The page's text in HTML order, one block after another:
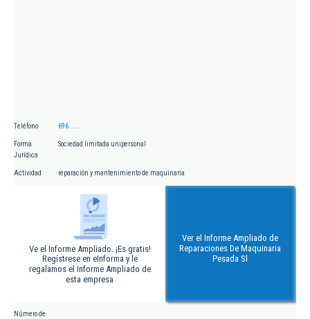
Teléfono 696.....
Forma
Jurídica
Sociedad limitada unipersonal
Actividad reparación y mantenimiento de maquinaria
Ve el Informe Ampliado. ¡Es gratis!
Regístrese en eInforma y le
regalamos el Informe Ampliado de
esta empresa
Ver el Informe Ampliado de
Reparaciones De Maquinaria
Pesada Sl
Número de